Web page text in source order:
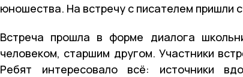
юношества. На встречу с писателем пришли
Встреча прошла в форме диалога
человеком, старшим другом. Участники
Ребят интересовало всё: источники